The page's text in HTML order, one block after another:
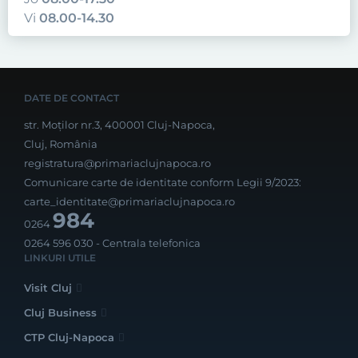
Vi 08.00-14.30
DATE DE CONTACT
str. Moților nr.3, 400001 Cluj-Napoca,
Cluj, România
registratura@primariaclujnapoca.ro
Comunicare carte de identitate conform Legii 9/2023:
carte_identitate@primariaclujnapoca.ro
0264984
0264 596 030 - Centrala telefonica
LINKURI UTILE
Visit Cluj
Cluj Business
CTP Cluj-Napoca